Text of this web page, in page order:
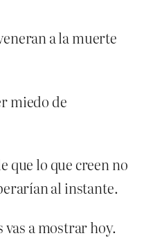
a la muerte
miedo de
que lo que creen no
al instante.
vas a mostrar hoy.